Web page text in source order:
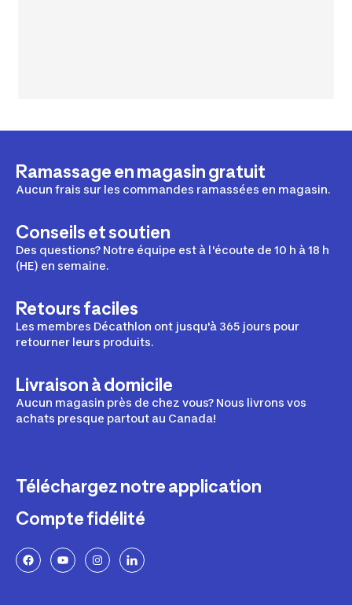
Ramassage en magasin gratuit
Aucun frais sur les commandes ramassées en magasin.
Conseils et soutien
Des questions? Notre équipe est à l'écoute de 10 h à 18 h
(HE) en semaine.
Retours faciles
Les membres Décathlon ont jusqu'à 365 jours pour
retourner leurs produits.
Livraison à domicile
Aucun magasin près de chez vous? Nous livrons vos
achats presque partout au Canada!
Téléchargez notre application
Compte fidélité